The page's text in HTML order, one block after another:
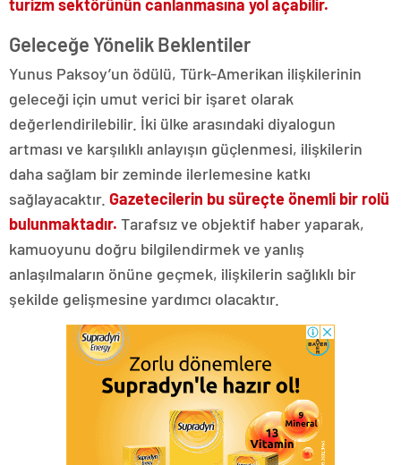
turizm sektörünün canlanmasına yol açabilir.
Geleceğe Yönelik Beklentiler
Yunus Paksoy’un ödülü, Türk-Amerikan ilişkilerinin
geleceği için umut verici bir işaret olarak
değerlendirilebilir. İki ülke arasındaki diyalogun
artması ve karşılıklı anlayışın güçlenmesi, ilişkilerin
daha sağlam bir zeminde ilerlemesine katkı
sağlayacaktır. Gazetecilerin bu süreçte önemli bir rolü
bulunmaktadır. Tarafsız ve objektif haber yaparak,
kamuoyunu doğru bilgilendirmek ve yanlış
anlaşılmaların önüne geçmek, ilişkilerin sağlıklı bir
şekilde gelişmesine yardımcı olacaktır.